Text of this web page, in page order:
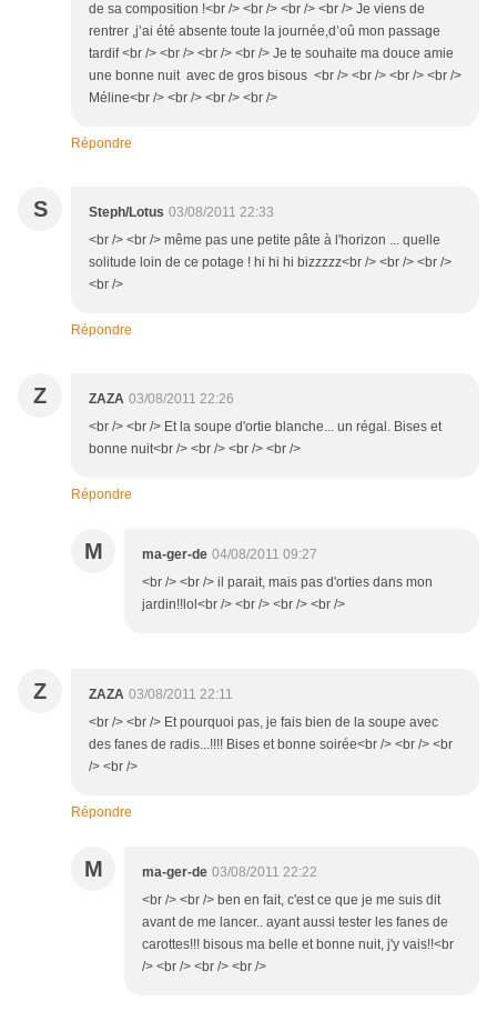
de sa composition !<br /> <br /> <br /> <br /> Je viens de
rentrer ,j’ai été absente toute la journée,d’oû mon passage
tardif <br /> <br /> <br /> <br /> Je te souhaite ma douce amie
une bonne nuit avec de gros bisous <br /> <br /> <br /> <br />
Méline<br /> <br /> <br /> <br />
Répondre
S Steph/Lotus 03/08/2011 22:33
<br /> <br /> même pas une petite pâte à l'horizon ... quelle
solitude loin de ce potage ! hi hi hi bizzzzz<br /> <br /> <br />
<br />
Répondre
Z ZAZA 03/08/2011 22:26
<br /> <br /> Et la soupe d'ortie blanche... un régal. Bises et
bonne nuit<br /> <br /> <br /> <br />
Répondre
M ma-ger-de 04/08/2011 09:27
<br /> <br /> il parait, mais pas d'orties dans mon
jardin!!lol<br /> <br /> <br /> <br />
Z ZAZA 03/08/2011 22:11
<br /> <br /> Et pourquoi pas, je fais bien de la soupe avec
des fanes de radis...!!!! Bises et bonne soirée<br /> <br /> <br
/> <br />
Répondre
M ma-ger-de 03/08/2011 22:22
<br /> <br /> ben en fait, c'est ce que je me suis dit
avant de me lancer.. ayant aussi tester les fanes de
carottes!!! bisous ma belle et bonne nuit, j'y vais!!<br
/> <br /> <br /> <br />